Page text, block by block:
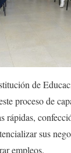
de
proceso de
rápidas,
sus
empleos.